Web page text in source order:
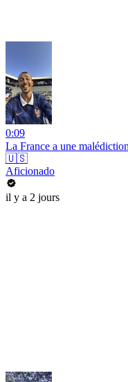
0:09
La France a une
🇺🇸
Aficionado
il y a 2 jours